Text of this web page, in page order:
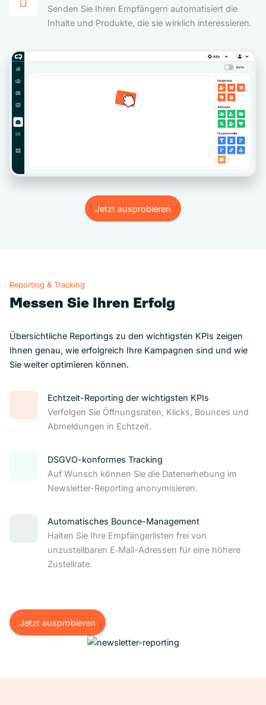
Senden Sie Ihren Empfängern automatisiert die
Inhalte und Produkte, die sie wirklich interessieren.
Jetzt ausprobieren
Jetzt ausprobieren
Reporting & Tracking
Messen Sie Ihren Erfolg
Übersichtliche Reportings zu den wichtigsten KPIs zeigen
Ihnen genau, wie erfolgreich Ihre Kampagnen sind und wie
Sie weiter optimieren können.
Echtzeit-Reporting der wichtigsten KPIs
Verfolgen Sie Öffnungsraten, Klicks, Bounces und
Abmeldungen in Echtzeit.
DSGVO-konformes Tracking
Auf Wunsch können Sie die Datenerhebung im
Newsletter-Reporting anonymisieren.
Automatisches Bounce-Management
Halten Sie Ihre Empfängerlisten frei von
unzustellbaren E‑Mail-Adressen für eine höhere
Zustellrate.
Jetzt ausprobieren
Jetzt ausprobieren